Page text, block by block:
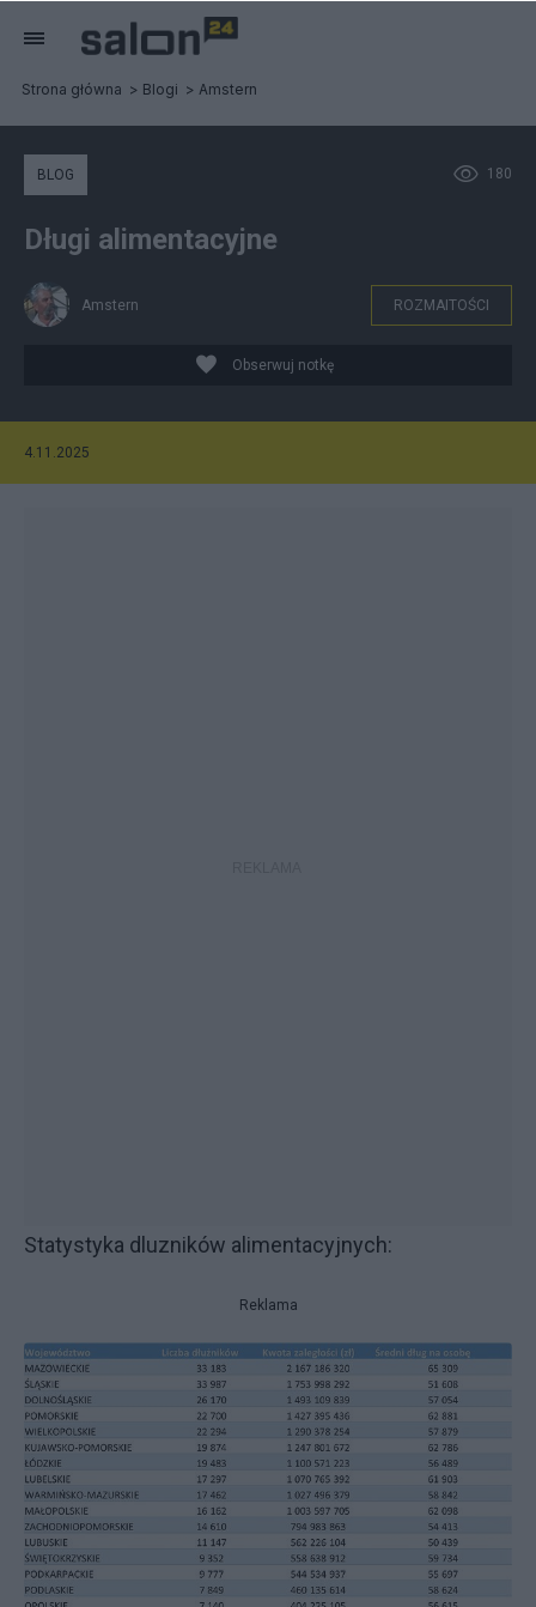
Strona główna Blogi Amstern
180
BLOG
Długi alimentacyjne
Amstern ROZMAITOŚCI
Obserwuj notkę
4.11.2025
Statystyka dluzników alimentacyjnych:
Reklama